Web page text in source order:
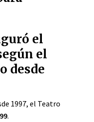
el
el
desde
1997, el Teatro
.